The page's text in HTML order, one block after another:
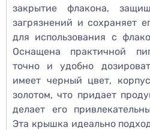
закрытие флакона,
загрязнений и сохраняет
для использования с
Оснащена практичной
точно и удобно
имеет черный цвет,
золотом, что придает
делает его
Эта крышка идеально